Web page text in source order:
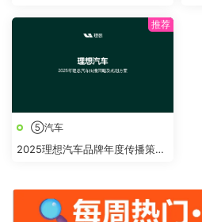
⑤汽车
2025理想汽车品牌年度传播策略